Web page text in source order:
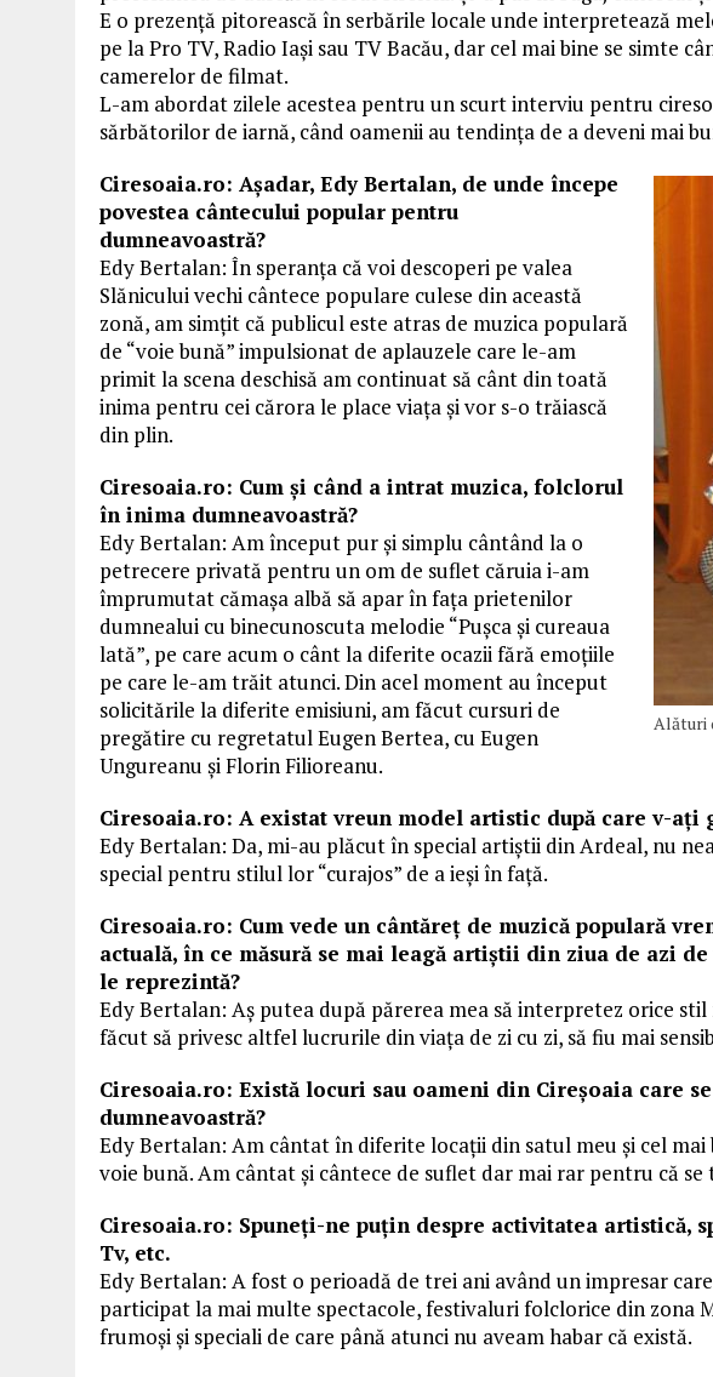
E o prezenţă pitorească în serbările locale unde interpretează
pe la Pro TV, Radio Iaşi sau TV Bacău, dar cel mai bine se simte
camerelor de filmat.
L-am abordat zilele acestea pentru un scurt interviu pentru
sărbătorilor de iarnă, când oamenii au tendinţa de a deveni mai
Alături
Ciresoaia.ro: Aşadar, Edy Bertalan, de unde începe
povestea cântecului popular pentru
dumneavoastră?
Edy Bertalan: În speranța că voi descoperi pe valea
Slănicului vechi cântece populare culese din această
zonă, am simțit că publicul este atras de muzica populară
de “voie bună” impulsionat de aplauzele care le-am
primit la scena deschisă am continuat să cânt din toată
inima pentru cei cărora le place viața și vor s-o trăiască
din plin.
Ciresoaia.ro: Cum şi când a intrat muzica, folclorul
în inima dumneavoastră?
Edy Bertalan: Am început pur și simplu cântând la o
petrecere privată pentru un om de suflet căruia i-am
împrumutat cămașa albă să apar în fața prietenilor
dumnealui cu binecunoscuta melodie “Pușca și cureaua
lată”, pe care acum o cânt la diferite ocazii fără emoțiile
pe care le-am trăit atunci. Din acel moment au început
solicitările la diferite emisiuni, am făcut cursuri de
pregătire cu regretatul Eugen Bertea, cu Eugen
Ungureanu și Florin Filioreanu.
Ciresoaia.ro: A existat vreun model artistic după care v-aţi
Edy Bertalan: Da, mi-au plăcut în special artiștii din Ardeal, nu
special pentru stilul lor “curajos” de a ieși în față.
Ciresoaia.ro: Cum vede un cântăreţ de muzică populară
actuală, în ce măsură se mai leagă artiştii din ziua de azi
le reprezintă?
Edy Bertalan: Aș putea după părerea mea să interpretez orice
făcut să privesc altfel lucrurile din viața de zi cu zi, să fiu mai
Ciresoaia.ro: Există locuri sau oameni din Cireşoaia care
dumneavoastră?
Edy Bertalan: Am cântat în diferite locații din satul meu și cel mai
voie bună. Am cântat și cântece de suflet dar mai rar pentru că
Ciresoaia.ro: Spuneţi-ne puţin despre activitatea artistică,
Tv, etc.
Edy Bertalan: A fost o perioadă de trei ani având un impresar
participat la mai multe spectacole, festivaluri folclorice din zona
frumoși și speciali de care până atunci nu aveam habar că există.